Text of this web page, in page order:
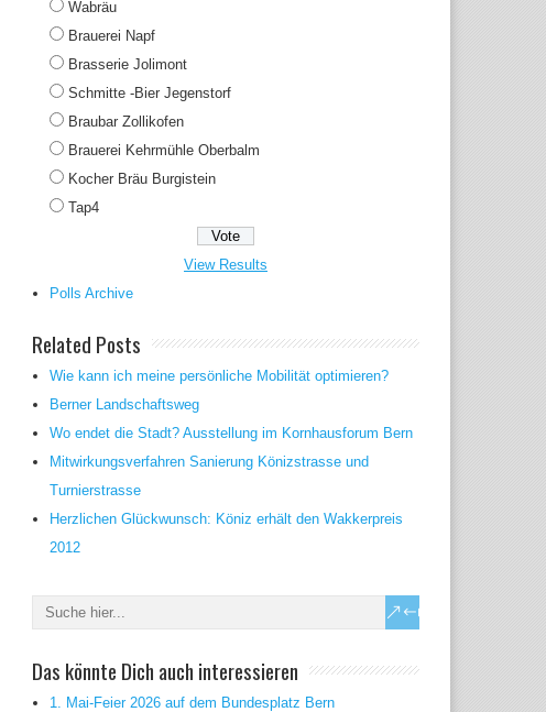
Wabräu
Brauerei Napf
Brasserie Jolimont
Schmitte -Bier Jegenstorf
Braubar Zollikofen
Brauerei Kehrmühle Oberbalm
Kocher Bräu Burgistein
Tap4
View Results
Polls Archive
Related Posts
Wie kann ich meine persönliche Mobilität optimieren?
Berner Landschaftsweg
Wo endet die Stadt? Ausstellung im Kornhausforum Bern
Mitwirkungsverfahren Sanierung Könizstrasse und
Turnierstrasse
Herzlichen Glückwunsch: Köniz erhält den Wakkerpreis
2012
Das könnte Dich auch interessieren
1. Mai-Feier 2026 auf dem Bundesplatz Bern